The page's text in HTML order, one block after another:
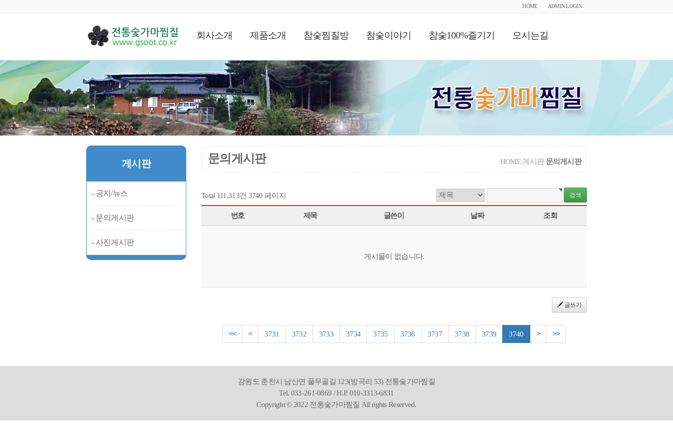
HOME ADMIN LOGIN
회사소개 제품소개 참숯찜질방 참숯이야기 참숯100%즐기기 오시는길
게시판
게시판
- 공지/뉴스
- 문의게시판
- 사진게시판
문의게시판 HOME/게시판/문의게시판
Total 111,313건 3740 페이지
번호 제목 글쓴이 날짜 조회
게시물이 없습니다.
글쓰기
<< < 3731 3732 3733 3734 3735 3736 3737 3738 3739 3740 > >>
강원도 춘천시 남산면 풀무골길 123(방곡리 53) 전통숯가마찜질
Tel. 033-261-0869 / H.P. 010-3313-6831
Copyright © 2022 전통숯가마찜질 All rights Reserved.